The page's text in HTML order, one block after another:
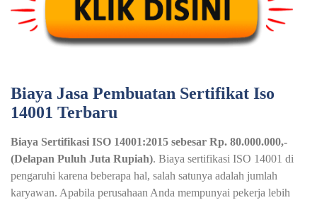
Biaya Jasa Pembuatan Sertifikat Iso
14001 Terbaru
Biaya Sertifikasi ISO 14001:2015 sebesar Rp. 80.000.000,-
(Delapan Puluh Juta Rupiah). Biaya sertifikasi ISO 14001 di
pengaruhi karena beberapa hal, salah satunya adalah jumlah
karyawan. Apabila perusahaan Anda mempunyai pekerja lebih